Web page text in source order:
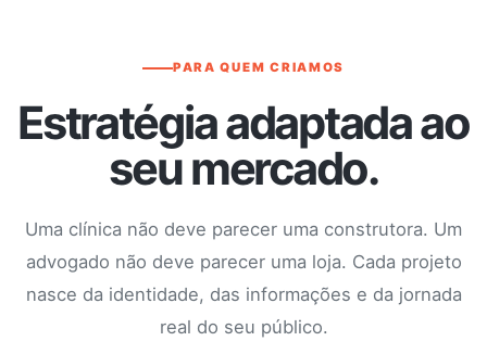
PARA QUEM CRIAMOS
Estratégia adaptada ao
seu mercado.
Uma clínica não deve parecer uma construtora. Um
advogado não deve parecer uma loja. Cada projeto
nasce da identidade, das informações e da jornada
real do seu público.